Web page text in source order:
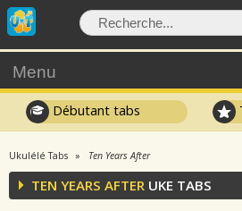
Menu
Débutant tabs
Ukulélé Tabs Ten Years After
TEN YEARS AFTER UKE TABS